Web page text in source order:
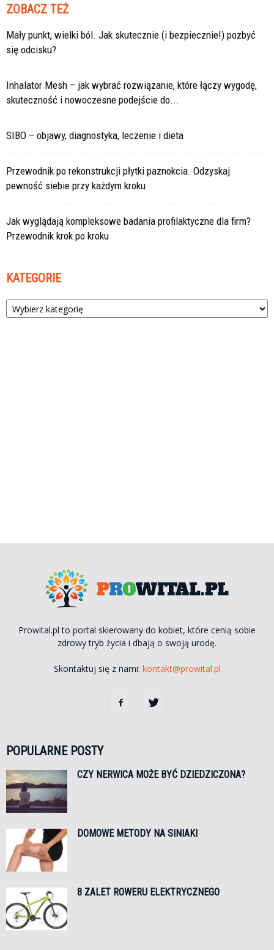
ZOBACZ TEŻ
Mały punkt, wielki ból. Jak skutecznie (i bezpiecznie!) pozbyć
się odcisku?
Inhalator Mesh – jak wybrać rozwiązanie, które łączy wygodę,
skuteczność i nowoczesne podejście do...
SIBO – objawy, diagnostyka, leczenie i dieta
Przewodnik po rekonstrukcji płytki paznokcia. Odzyskaj
pewność siebie przy każdym kroku
Jak wyglądają kompleksowe badania profilaktyczne dla firm?
Przewodnik krok po kroku
KATEGORIE
Kategorie
Prowital.pl to portal skierowany do kobiet, które cenią sobie
zdrowy tryb życia i dbają o swoją urodę.
Skontaktuj się z nami: kontakt@prowital.pl
POPULARNE POSTY
CZY NERWICA MOŻE BYĆ DZIEDZICZONA?
DOMOWE METODY NA SINIAKI
8 ZALET ROWERU ELEKTRYCZNEGO